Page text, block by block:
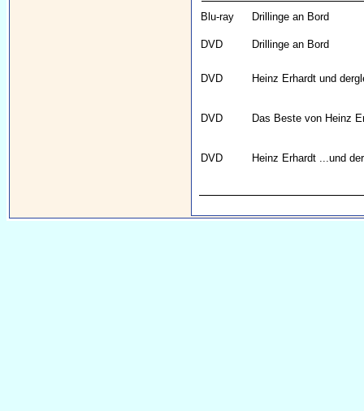
Blu-ray Drillinge an Bord
DVD Drillinge an Bord
DVD Heinz Erhardt und
DVD Das Beste von Heinz
DVD Heinz Erhardt ...und